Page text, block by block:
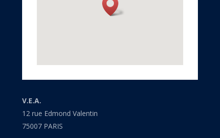
V.E.A.
12 rue Edmond Valentin
75007 PARIS